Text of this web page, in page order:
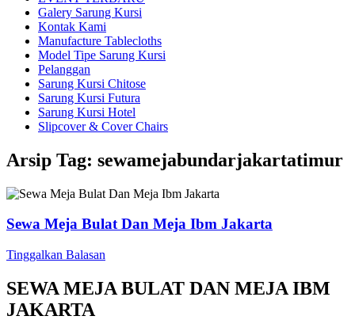
Galery Sarung Kursi
Kontak Kami
Manufacture Tablecloths
Model Tipe Sarung Kursi
Pelanggan
Sarung Kursi Chitose
Sarung Kursi Futura
Sarung Kursi Hotel
Slipcover & Cover Chairs
Arsip Tag: sewamejabundarjakartatimur
Sewa Meja Bulat Dan Meja Ibm Jakarta
Tinggalkan Balasan
SEWA MEJA BULAT DAN MEJA IBM
JAKARTA